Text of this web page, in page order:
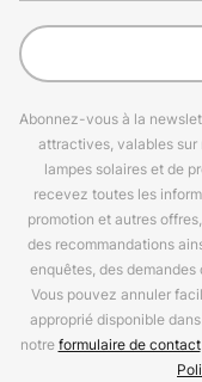
Abonnez-vous à la
attractives, valables sur
lampes solaires et de
recevez toutes les
promotion et autres
des recommandations
enquêtes, des
Vous pouvez annuler
approprié disponible
notreformulaire de contact